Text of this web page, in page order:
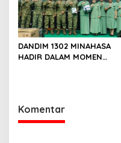
DANDIM 1302 MINAHASA
HADIR DALAM MOMEN
Komentar